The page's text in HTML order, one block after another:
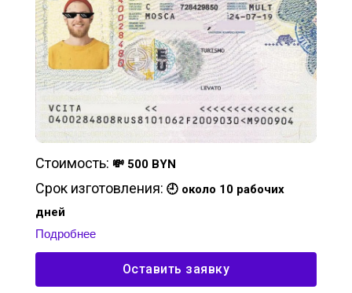
Стоимость: 💸 500 BYN
Срок изготовления: 🕘 около 10 рабочих
дней
Подробнее
Оставить заявку